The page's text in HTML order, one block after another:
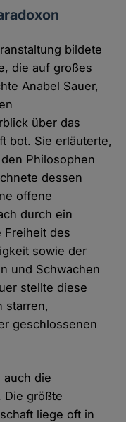
bildete
die auf großes
Anabel Sauer,
über das
bot. Sie erläuterte,
Philosophen
dessen
offene
durch ein
Freiheit des
sowie der
und Schwachen
stellte diese
starren,
geschlossenen
auch die
Die größte
liege oft in